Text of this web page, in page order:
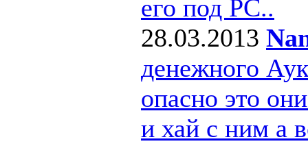
его под РС..
28.03.2013
денежного
опасно это
и хай с ним а